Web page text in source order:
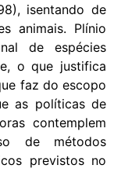
isentando de
animais. Plínio
de espécies
o que justifica
faz do escopo
as políticas de
contemplem
de métodos
previstos no